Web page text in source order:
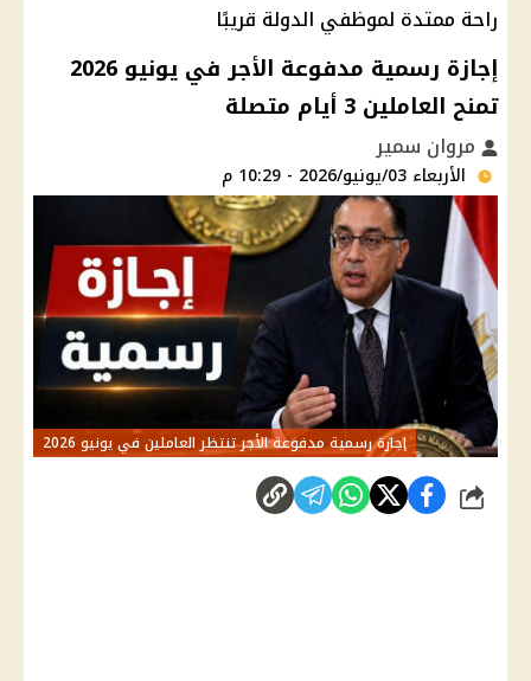
راحة ممتدة لموظفي الدولة قريبًا
إجازة رسمية مدفوعة الأجر في يونيو 2026
تمنح العاملين 3 أيام متصلة
مروان سمير
الأربعاء 03/يونيو/2026 - 10:29 م
إجازة رسمية مدفوعة الأجر تنتظر العاملين في يونيو 2026
شارك